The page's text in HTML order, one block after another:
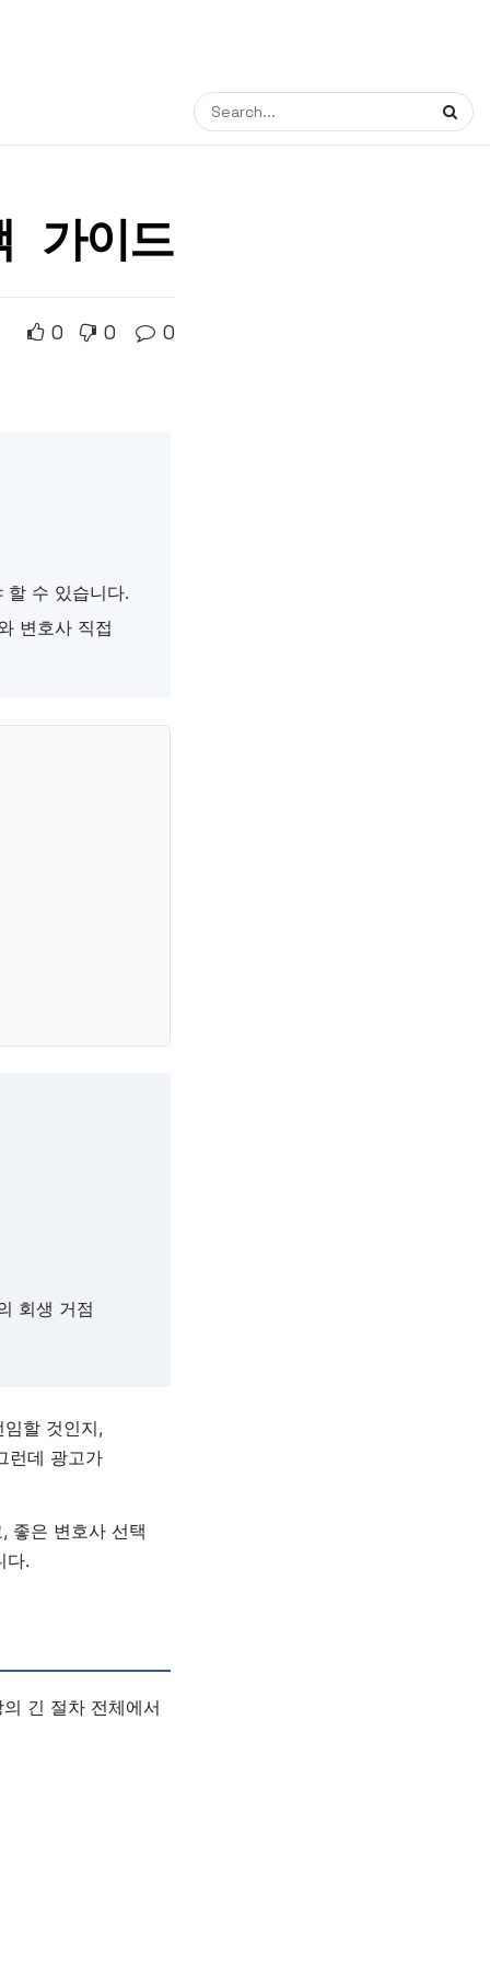
가이드
0 0 0
할 수 있습니다.
변호사 직접
회생 거점
할 것인지,
런데 광고가
좋은 변호사 선택
다.
긴 절차 전체에서